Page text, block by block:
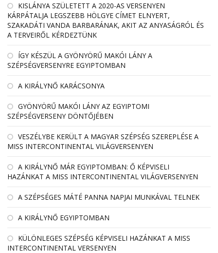
KISLÁNYA SZÜLETETT A 2020-AS VERSENYEN
KÁRPÁTALJA LEGSZEBB HÖLGYE CÍMET ELNYERT,
SZAKADÁTI VANDA BARBARÁNAK, AKIT AZ ANYASÁGRÓL ÉS
A TERVEIRŐL KÉRDEZTÜNK
ÍGY KÉSZÜL A GYÖNYÖRŰ MAKÓI LÁNY A
SZÉPSÉGVERSENYRE EGYIPTOMBAN
A KIRÁLYNŐ KARÁCSONYA
GYÖNYÖRŰ MAKÓI LÁNY AZ EGYIPTOMI
SZÉPSÉGVERSENY DÖNTŐJÉBEN
VESZÉLYBE KERÜLT A MAGYAR SZÉPSÉG SZEREPLÉSE A
MISS INTERCONTINENTAL VILÁGVERSENYEN
A KIRÁLYNŐ MÁR EGYIPTOMBAN: Ő KÉPVISELI
HAZÁNKAT A MISS INTERCONTINENTAL VILÁGVERSENYEN
A SZÉPSÉGES MÁTÉ PANNA NAPJAI MUNKÁVAL TELNEK
A KIRÁLYNŐ EGYIPTOMBAN
KÜLÖNLEGES SZÉPSÉG KÉPVISELI HAZÁNKAT A MISS
INTERCONTINENTAL VERSENYEN